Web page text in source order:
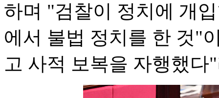
하며 "검찰이 정치에 개
에서 불법 정치를 한 것"
고 사적 보복을 자행했다